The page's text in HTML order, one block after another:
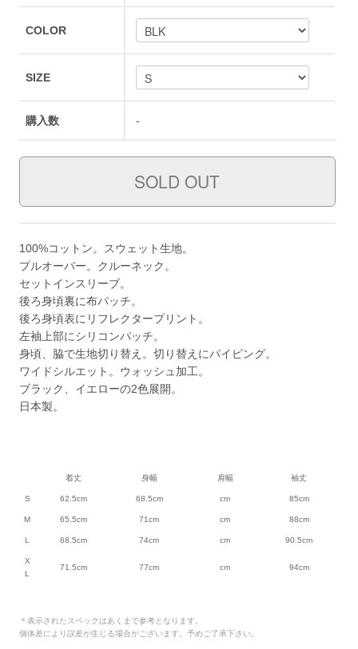
COLOR
SIZE
購入数 -
100%コットン。スウェット生地。
プルオーバー。クルーネック。
セットインスリーブ。
後ろ身頃裏に布パッチ。
後ろ身頃表にリフレクタープリント。
左袖上部にシリコンパッチ。
身頃、脇で生地切り替え。切り替えにパイピング。
ワイドシルエット。ウォッシュ加工。
ブラック、イエローの2色展開。
日本製。
着丈 身幅 肩幅 袖丈
S 62.5cm 68.5cm cm 85cm
M 65.5cm 71cm cm 88cm
L 68.5cm 74cm cm 90.5cm
X
L
71.5cm 77cm cm 94cm
＊表示されたスペックはあくまで参考となります。
個体差により誤差が生じる場合がございます。予めご了承下さい。